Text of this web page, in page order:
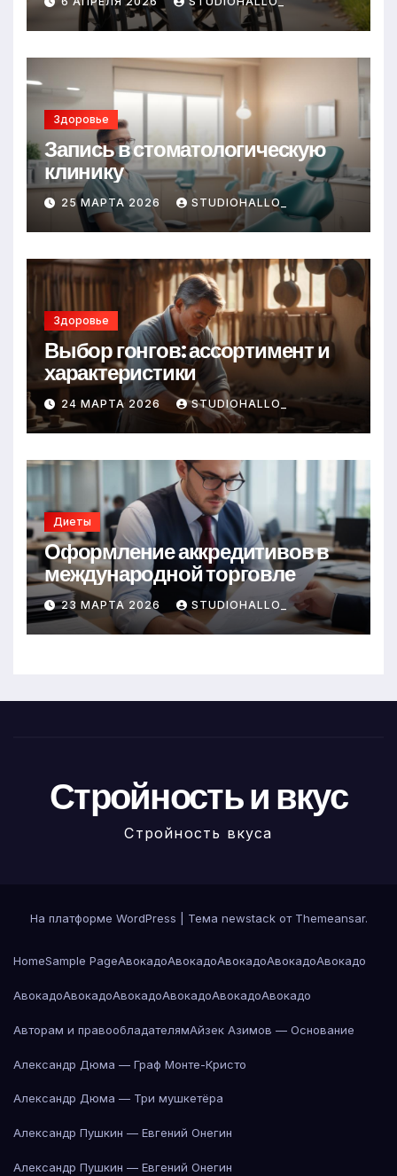
Здоровье
Запись в стоматологическую
клинику
25 МАРТА 2026 STUDIOHALLO_
Здоровье
Выбор гонгов: ассортимент и
характеристики
24 МАРТА 2026 STUDIOHALLO_
Диеты
Оформление аккредитивов в
международной торговле
23 МАРТА 2026 STUDIOHALLO_
Стройность и вкус
Стройность вкуса
На платформе WordPress Тема newstack от Themeansar.
HomeSample PageАвокадоАвокадоАвокадоАвокадоАвокадо
АвокадоАвокадоАвокадоАвокадоАвокадоАвокадо
Авторам и правообладателямАйзек Азимов — Основание
Александр Дюма — Граф Монте-Кристо
Александр Дюма — Три мушкетёра
Александр Пушкин — Евгений Онегин
Александр Пушкин — Евгений Онегин